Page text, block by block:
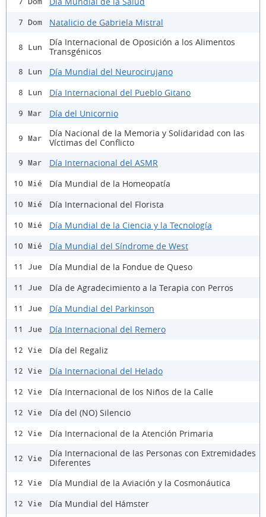
7 Dom Natalicio de Gabriela Mistral
8 Lun
Día Internacional de Oposición a los Alimentos
Transgénicos
8 Lun Día Mundial del Neurocirujano
8 Lun Día Internacional del Pueblo Gitano
9 Mar Día del Unicornio
9 Mar
Día Nacional de la Memoria y Solidaridad con las
Víctimas del Conflicto
9 Mar Día Internacional del ASMR
10 Mié Día Mundial de la Homeopatía
10 Mié Día Internacional del Florista
10 Mié Día Mundial de la Ciencia y la Tecnología
10 Mié Día Mundial del Síndrome de West
11 Jue Día Mundial de la Fondue de Queso
11 Jue Día de Agradecimiento a la Terapia con Perros
11 Jue Día Mundial del Parkinson
11 Jue Día Internacional del Remero
12 Vie Día del Regaliz
12 Vie Día Internacional del Helado
12 Vie Día Internacional de los Niños de la Calle
12 Vie Día del (NO) Silencio
12 Vie Día Internacional de la Atención Primaria
12 Vie
Día Internacional de las Personas con Extremidades
Diferentes
12 Vie Día Mundial de la Aviación y la Cosmonáutica
12 Vie Día Mundial del Hámster